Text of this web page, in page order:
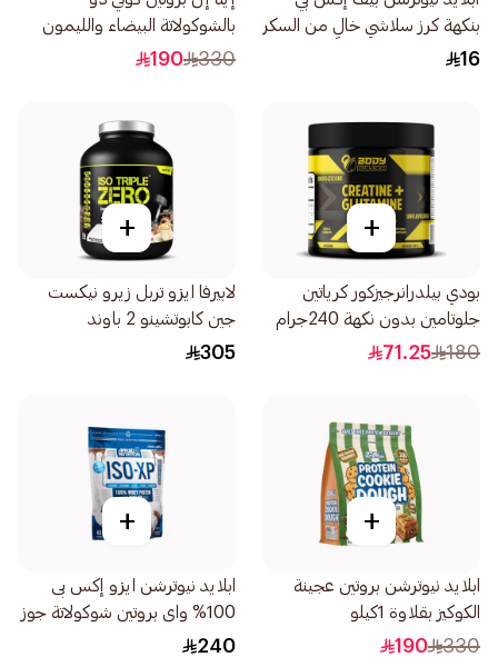
بنكهة كرز سلاشي خالٍ من السكر
مشروب بروتين لحم البقر
16
بالشوكولاتة البيضاء والليمون
1كيلو
330
190
+
بودي بيلدرانرجيزكور كرياتين
جلوتامين بدون نكهة 240جرام
180
71.25
+
لابيرفا ايزو تربل زيرو نيكست
جين كابوتشينو 2 باوند
305
+
ابلايد نيوترشن بروتين عجينة
الكوكيز بقلاوة 1كيلو
330
190
+
ابلايد نيوترشن ايزو إكس بى
100% واى بروتين شوكولاتة جوز
الهند 1 كيلو
240